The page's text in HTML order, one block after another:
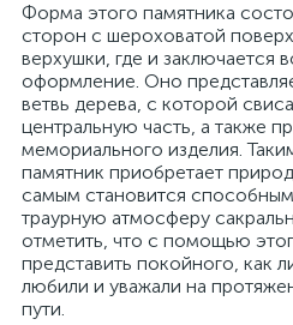
Форма этого памятника
сторон с шероховатой
верхушки, где и заключается
оформление. Оно
ветвь дерева, с которой
центральную часть, а также
мемориального изделия.
памятник приобретает
самым становится
траурную атмосферу
отметить, что с помощью
представить покойного, как
любили и уважали на
пути.